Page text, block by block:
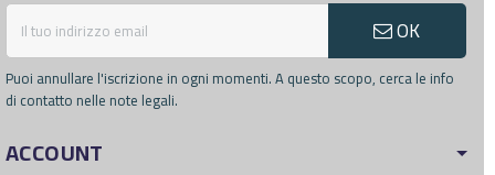
OK
Puoi annullare l'iscrizione in ogni momenti. A questo scopo, cerca le info
di contatto nelle note legali.
ACCOUNT